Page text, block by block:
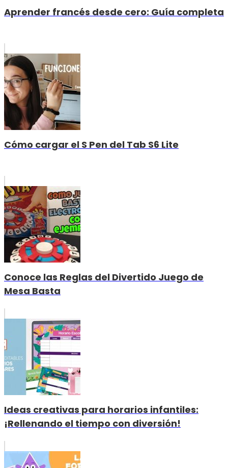
Aprender francés desde cero: Guía completa
Cómo cargar el S Pen del Tab S6 Lite
Conoce las Reglas del Divertido Juego de
Mesa Basta
Ideas creativas para horarios infantiles:
¡Rellenando el tiempo con diversión!